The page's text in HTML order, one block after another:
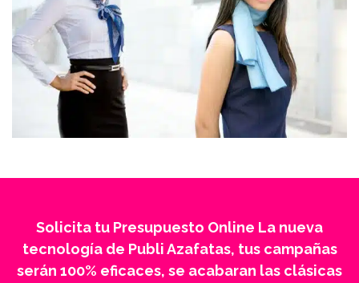
Solicita tu Presupuesto Online La nueva
tecnología de Publi Azafatas, tus campañas
serán 100% eficaces, se acabaran las clásicas